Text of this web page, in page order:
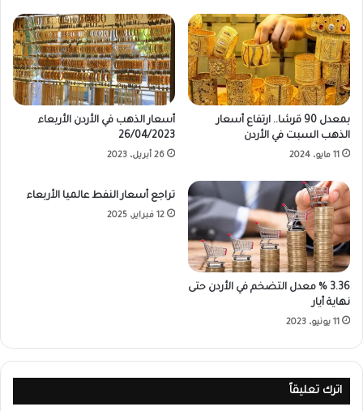
بمعدل 90 قرشا.. ارتفاع أسعار
الذهب السبت في الأردن
11 مايو، 2024
أسعار الذهب في الأردن الأربعاء
26/04/2023
26 أبريل، 2023
3.36 % معدل التضخم في الأردن حتى
نهاية أيار
11 يونيو، 2023
تراجع أسعار النفط عالميا الأربعاء
12 فبراير، 2025
اترك تعليقاً